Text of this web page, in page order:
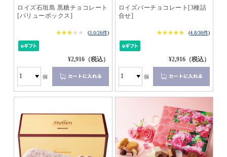
ロイズ石垣島 黒糖チョコレート
[バリューボックス]
★★★★★
★★★★★ (3.0/26件)
¥2,916（税込）
個
ロイズバーチョコレート[3種詰
合せ]
★★★★★
★★★★★ (4.8/36件)
¥2,916（税込）
個